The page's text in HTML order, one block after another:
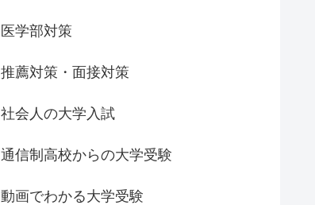
医学部対策
推薦対策・面接対策
社会人の大学入試
通信制高校からの大学受験
動画でわかる大学受験